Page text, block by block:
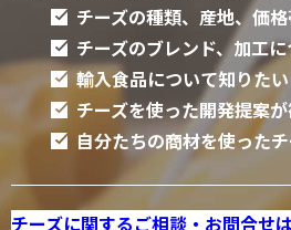
チーズの種類、産地、価
チーズのブレンド、加工
輸入食品について知りたい
チーズを使った開発提案
自分たちの商材を使った
チーズに関するご相談・お問合せ